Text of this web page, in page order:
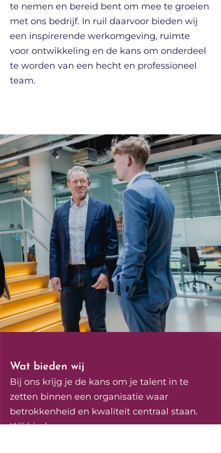
te nemen en bereid bent om mee te groeien
met ons bedrijf. In ruil daarvoor bieden wij
een inspirerende werkomgeving, ruimte
voor ontwikkeling en de kans om onderdeel
te worden van een hecht en professioneel
team.
Wat bieden wij
Bij ons krijg je de kans om je talent in te
zetten binnen een organisatie waar
betrokkenheid en kwaliteit centraal staan.
Wij bieden: